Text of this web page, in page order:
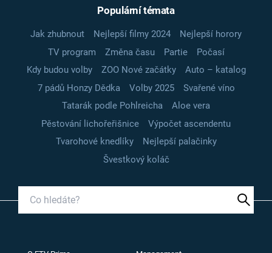
Populární témata
Jak zhubnout Nejlepší filmy 2024
Nejlepší horory
TV program
Změna času Partie
Počasí
Kdy budou volby
ZOO Nové začátky
Auto – katalog
7 pádů Honzy Dědka
Volby 2025
Svařené víno
Tatarák podle Pohlreicha
Aloe vera
Pěstování lichořeřišnice
Výpočet ascendentu
Tvarohové knedlíky
Nejlepší palačinky
Švestkový koláč